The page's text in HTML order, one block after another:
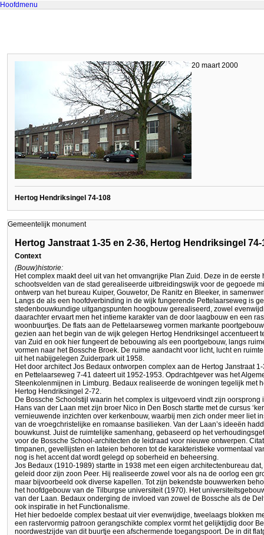
Hoofdmenu
20 maart 2000
Hertog Hendriksingel 74-108
Gemeentelijk monument
Hertog Janstraat 1-35 en 2-36, Hertog Hendriksingel
Context
(Bouw)historie:
Het complex maakt deel uit van het omvangrijke Plan Zuid. Deze in de
schootsvelden van de stad gerealiseerde uitbreidingswijk voor de gegoede
ontwerp van het bureau Kuiper, Gouwetor, De Ranitz en Bleeker, in
Langs de als een hoofdverbinding in de wijk fungerende Pettelaarseweg is
stedenbouwkundige uitgangspunten hoogbouw gerealiseerd, zowel
daarachter ervaart men het intieme karakter van de door laagbouw en een
woonbuurtjes. De flats aan de Pettelaarseweg vormen markante
gezien aan het begin van de wijk gelegen Hertog Hendriksingel accentueert
van Zuid en ook hier fungeert de bebouwing als een poortgebouw, langs
vormen naar het Bossche Broek. De ruime aandacht voor licht, lucht en
uit het nabijgelegen Zuiderpark uit 1958.
Het door architect Jos Bedaux ontworpen complex aan de Hertog Janstraat
en Pettelaarseweg 7-41 dateert uit 1952-1953. Opdrachtgever was het
Steenkolenmijnen in Limburg. Bedaux realiseerde de woningen tegelijk met
Hertog Hendriksingel 2-72.
De Bossche Schoolstijl waarin het complex is uitgevoerd vindt zijn
Hans van der Laan met zijn broer Nico in Den Bosch startte met de cursus
vernieuwende inzichten over kerkenbouw, waarbij men zich onder meer liet
van de vroegchristelijke en romaanse basilieken. Van der Laan’s ideeën
bouwkunst. Juist de ruimtelijke samenhang, gebaseerd op het
voor de Bossche School-architecten de leidraad voor nieuwe ontwerpen.
timpanen, gevellijsten en lateien behoren tot de karakteristieke vormentaal
nog is het accent dat wordt gelegd op soberheid en beheersing.
Jos Bedaux (1910-1989) startte in 1938 met een eigen architectenbureau
geleid door zijn zoon Peer. Hij realiseerde zowel voor als na de oorlog een
maar bijvoorbeeld ook diverse kapellen. Tot zijn bekendste bouwwerken
het hoofdgebouw van de Tilburgse universiteit (1970). Het
van der Laan. Bedaux onderging de invloed van zowel de Bossche als de
ook inspiratie in het Functionalisme.
Het hier bedoelde complex bestaat uit vier evenwijdige, tweelaags blokken
een rastervormig patroon gerangschikte complex vormt het gelijktijdig door
noordwestzijde van dit buurtje een afschermende toegangspoort. De in dit